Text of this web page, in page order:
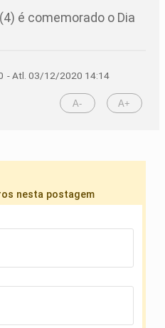
é comemorado o Dia
- Atl. 03/12/2020 14:14
A- A+
nesta postagem